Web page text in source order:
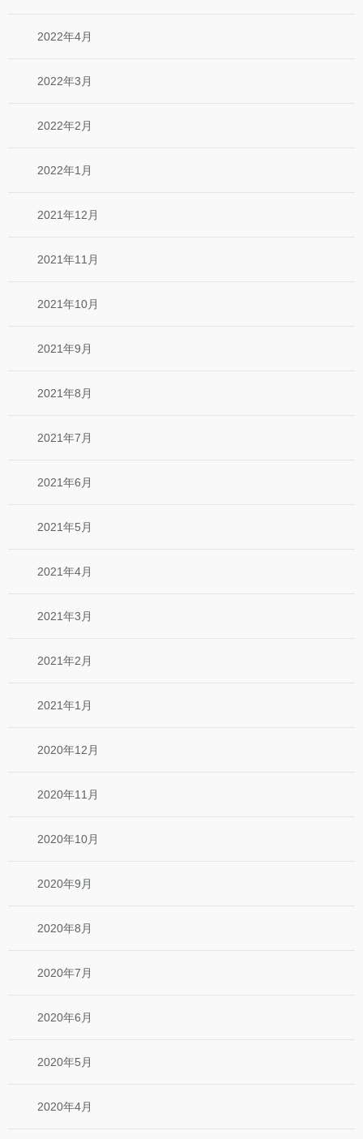
2022年4月
2022年3月
2022年2月
2022年1月
2021年12月
2021年11月
2021年10月
2021年9月
2021年8月
2021年7月
2021年6月
2021年5月
2021年4月
2021年3月
2021年2月
2021年1月
2020年12月
2020年11月
2020年10月
2020年9月
2020年8月
2020年7月
2020年6月
2020年5月
2020年4月